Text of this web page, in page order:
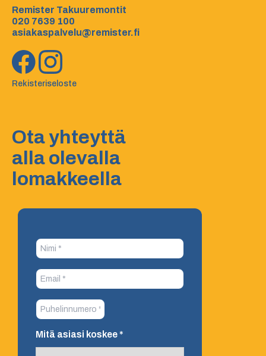
Remister Takuuremontit
020 7639 100
asiakaspalvelu@remister.fi
Rekisteriseloste
Ota yhteyttä
alla olevalla
lomakkeella
Mitä asiasi koskee*